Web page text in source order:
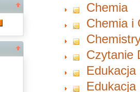
Chemia
Chemia i
Czytanie